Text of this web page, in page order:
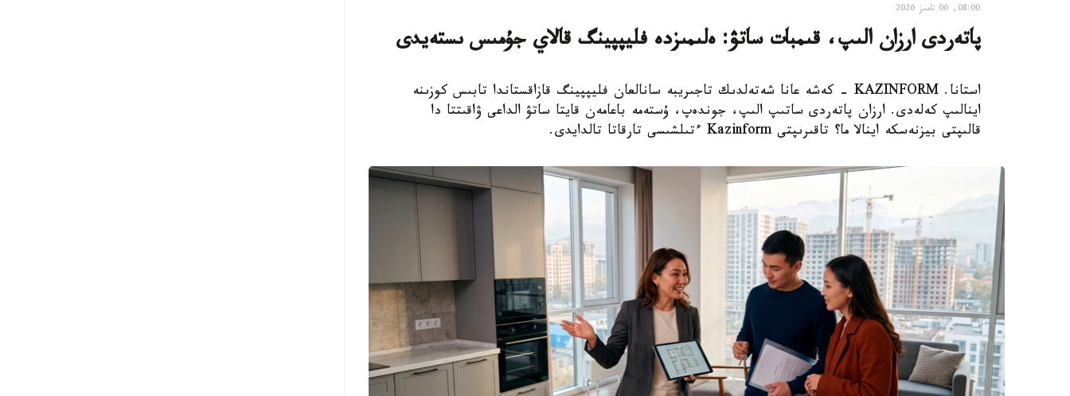
08:00, 06 تامىز 2026
پاتەردى ارزان الىپ، قىمبات ساتۋ: ەلىمىزدە فليپپينگ قالاي جۇمىس ىستەيدى
استانا. KAZINFORM - كەشە عانا شەتەلدىك تاجىريبە سانالعان فليپپينگ قازاقستاندا تابىس كوزىنە
اينالىپ كەلەدى. ارزان پاتەردى ساتىپ الىپ، جوندەپ، ۇستەمە باعامەن قايتا ساتۋ الداعى ۋاقىتتا دا
قالىپتى بيزنەسكە اينالا ما؟ تاقىرىپتى Kazinform ءتىلشىسى تارقاتا تالدايدى.